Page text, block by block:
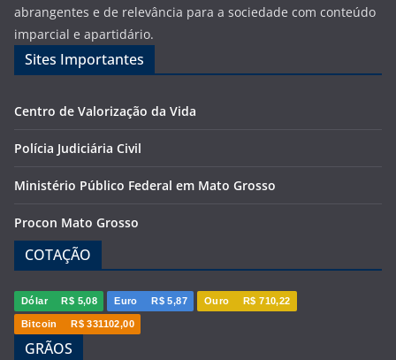
abrangentes e de relevância para a sociedade com conteúdo
imparcial e apartidário.
Sites Importantes
Centro de Valorização da Vida
Polícia Judiciária Civil
Ministério Público Federal em Mato Grosso
Procon Mato Grosso
COTAÇÃO
Dólar R$ 5,08 Euro R$ 5,87 Ouro R$ 710,22
Bitcoin R$ 331102,00
GRÃOS